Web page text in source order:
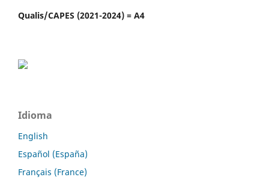
Qualis/CAPES (2021-2024) = A4
Idioma
English
Español (España)
Français (France)